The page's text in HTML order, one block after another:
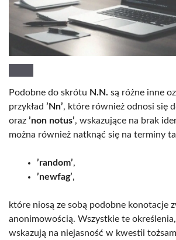
Podobne do skrótu N.N. są różne inne
przykład ’Nn’, które również odnosi się
oraz ’non notus’, wskazujące na brak
można również natknąć się na terminy
’random’,
’newfag’,
które niosą ze sobą podobne konotacje
anonimowością. Wszystkie te
wskazują na niejasność w kwestii